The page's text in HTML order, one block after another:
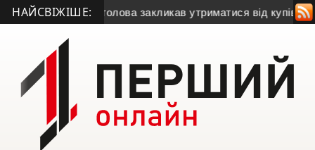
НАЙСВІЖІШЕ:
• Міський голова закликав утриматися від купівлі будівлі у